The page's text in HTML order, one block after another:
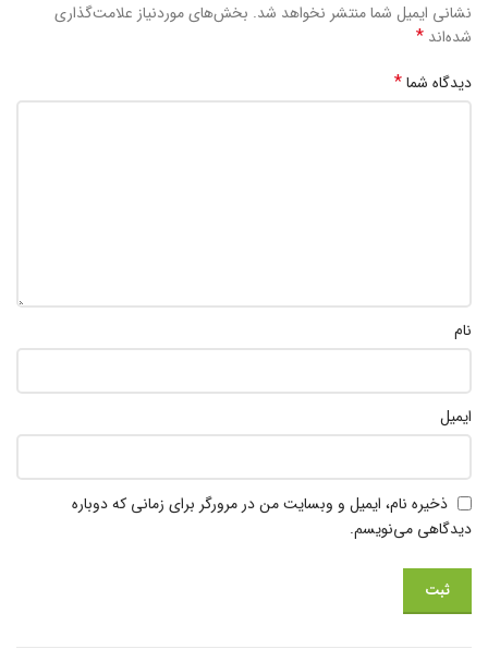
نشانی ایمیل شما منتشر نخواهد شد. بخش‌های موردنیاز علامت‌گذاری
شده‌اند *
دیدگاه شما*
نام
ایمیل
ذخیره نام، ایمیل و وبسایت من در مرورگر برای زمانی که دوباره
دیدگاهی می‌نویسم.